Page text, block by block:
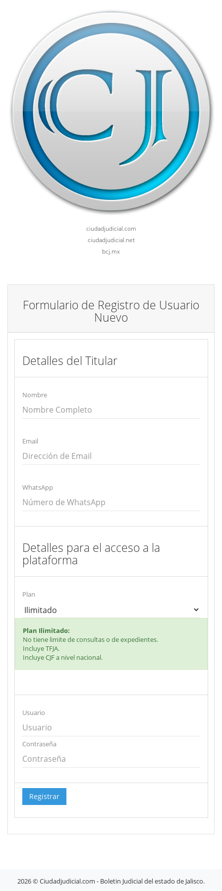
ciudadjudicial.com
ciudadjudicial.net
bcj.mx
Formulario de Registro de Usuario
Nuevo
Detalles del Titular
Nombre
Email
WhatsApp
Detalles para el acceso a la
plataforma
Plan
Plan Ilimitado:
No tiene limite de consultas o de expedientes.
Incluye TFJA.
Incluye CJF a nivel nacional.
Usuario
Contraseña
Registrar
2026 © Ciudadjudicial.com - Boletin Judicial del estado de Jalisco.